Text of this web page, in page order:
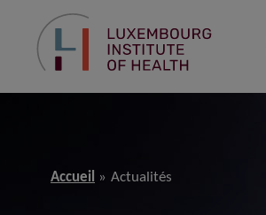
Accueil Actualités